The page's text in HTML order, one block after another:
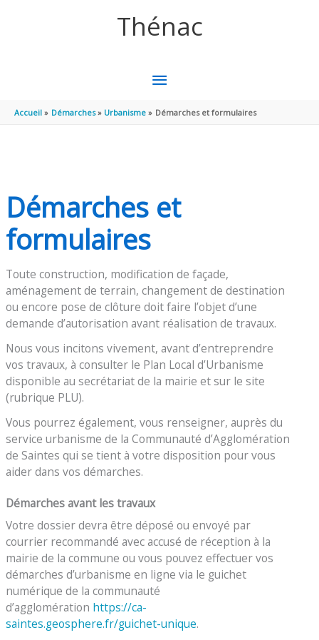
Thénac
MENU
PRINCIPAL
Accueil Démarches Urbanisme Démarches et formulaires
Démarches et
formulaires
Toute construction, modification de façade,
aménagement de terrain, changement de destination
ou encore pose de clôture doit faire l’objet d’une
demande d’autorisation avant réalisation de travaux.
Nous vous incitons vivement, avant d’entreprendre
vos travaux, à consulter le Plan Local d’Urbanisme
disponible au secrétariat de la mairie et sur le site
(rubrique PLU).
Vous pourrez également, vous renseigner, auprès du
service urbanisme de la Communauté d’Agglomération
de Saintes qui se tient à votre disposition pour vous
aider dans vos démarches.
Démarches avant les travaux
Votre dossier devra être déposé ou envoyé par
courrier recommandé avec accusé de réception à la
mairie de la commune ou vous pouvez effectuer vos
démarches d’urbanisme en ligne via le guichet
numérique de la communauté
d’agglomération https://ca-
saintes.geosphere.fr/guichet-unique.